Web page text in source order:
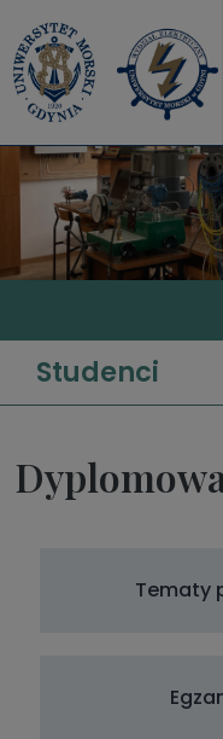
WYDZIAŁ
STUDIA
NAUKA
Studenci
Tematy